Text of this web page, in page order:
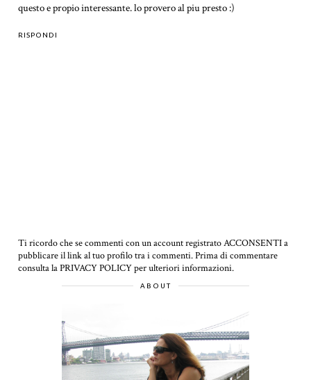
questo e propio interessante. lo provero al piu presto :)
RISPONDI
Ti ricordo che se commenti con un account registrato ACCONSENTI a
pubblicare il link al tuo profilo tra i commenti.Prima di commentare
consulta la PRIVACY POLICY per ulteriori informazioni.
ABOUT